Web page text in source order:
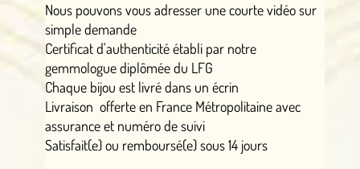
Nous pouvons vous adresser une courte vidéo sur
simple demande
Certificat d'authenticité établi par notre
gemmologue diplômée du LFG
Chaque bijou est livré dans un écrin
Livraison offerte en France Métropolitaine avec
assurance et numéro de suivi
Satisfait(e) ou remboursé(e) sous 14 jours